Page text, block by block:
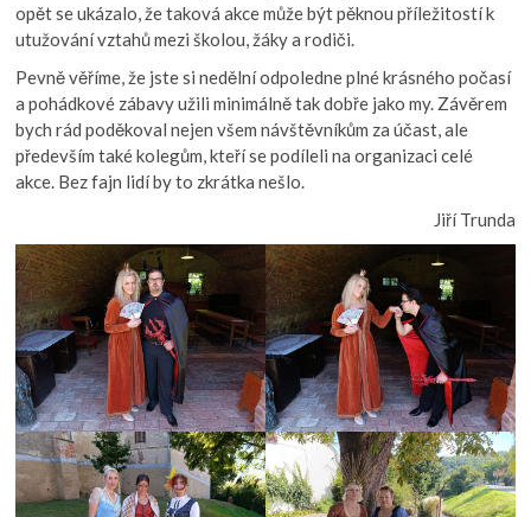
opět se ukázalo, že taková akce může být pěknou příležitostí k
utužování vztahů mezi školou, žáky a rodiči.
Pevně věříme, že jste si nedělní odpoledne plné krásného počasí
a pohádkové zábavy užili minimálně tak dobře jako my. Závěrem
bych rád poděkoval nejen všem návštěvníkům za účast, ale
především také kolegům, kteří se podíleli na organizaci celé
akce. Bez fajn lidí by to zkrátka nešlo.
Jiří Trunda